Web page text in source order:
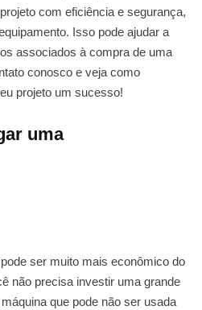
com eficiência e segurança,
Isso pode ajudar a
associados à compra de uma
conosco e veja como
projeto um sucesso!
uma
ser muito mais econômico do
não precisa investir uma grande
que pode não ser usada